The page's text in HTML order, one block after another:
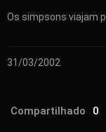
Os simpsons viajam
31/03/2002
Compartilhado 0